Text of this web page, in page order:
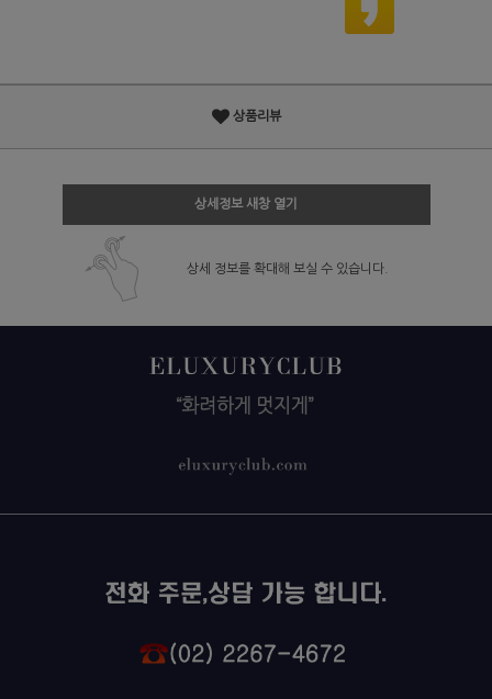
상품리뷰
상세정보 새창 열기
상세 정보를 확대해 보실 수 있습니다.